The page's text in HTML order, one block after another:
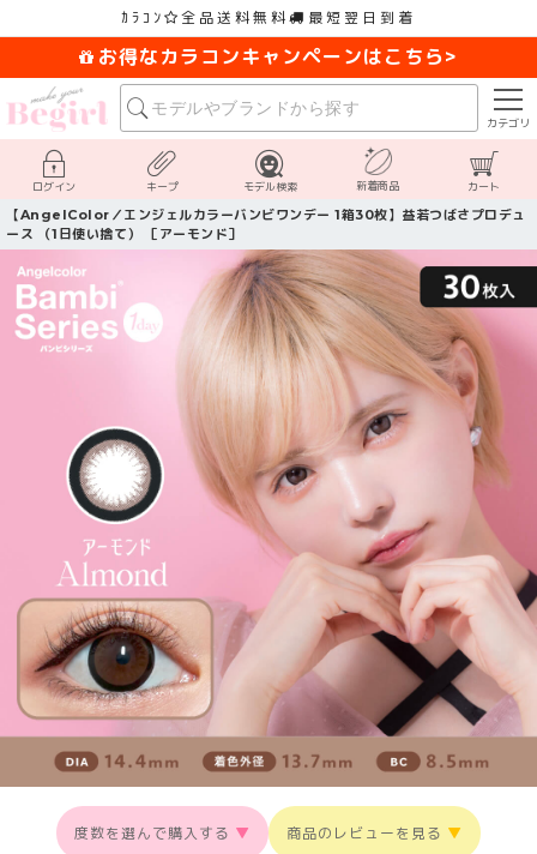
ｶﾗｺﾝ 全品送料無料 最短翌日到着
お得なカラコンキャンペーンはこちら>
カテゴリ
ログイン キープ モデル検索 新着商品 カート
【AngelColor／エンジェルカラーバンビワンデー 1箱30枚】益若つばさプロデュ
ース （1日使い捨て） ［アーモンド］
度数を選んで購入する ▼ 商品のレビューを見る ▼